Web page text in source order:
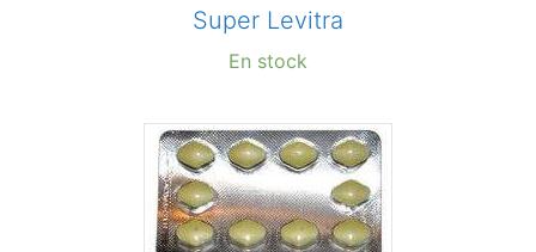
Super Levitra
En stock